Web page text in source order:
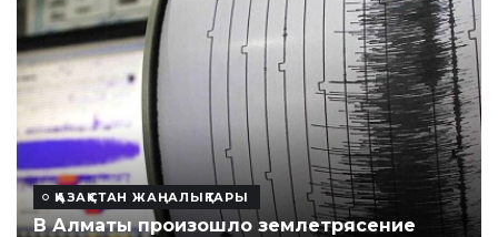
ҚАЗАҚСТАН ЖАҢАЛЫҚТАРЫ
В Алматы произошло землетрясение